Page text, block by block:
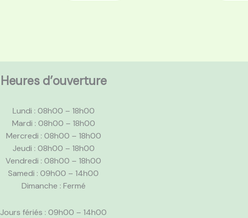
Heures d’ouverture
Lundi : 08h00 – 18h00
Mardi : 08h00 – 18h00
Mercredi : 08h00 – 18h00
Jeudi : 08h00 – 18h00
Vendredi : 08h00 – 18h00
Samedi : 09h00 – 14h00
Dimanche : Fermé
Jours fériés : 09h00 – 14h00